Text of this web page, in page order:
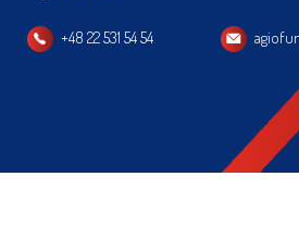
+48 22 531 54 54